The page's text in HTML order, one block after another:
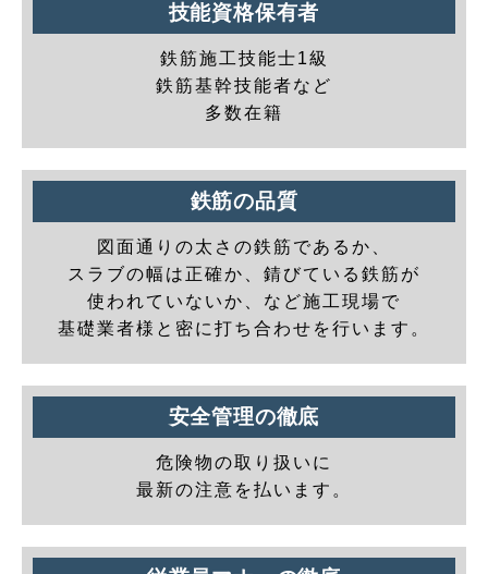
技能資格保有者
鉄筋施工技能士1級
鉄筋基幹技能者など
多数在籍
鉄筋の品質
図面通りの太さの鉄筋であるか、
スラブの幅は正確か、錆びている鉄筋が
使われていないか、など施工現場で
基礎業者様と密に打ち合わせを行います。
安全管理の徹底
危険物の取り扱いに
最新の注意を払います。